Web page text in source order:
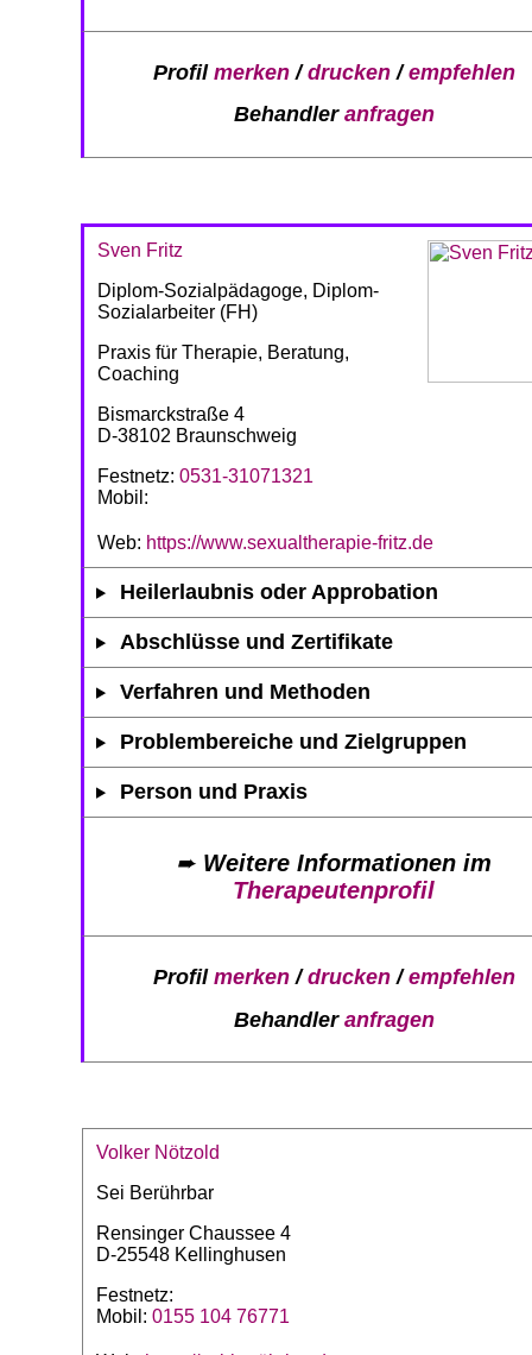
Profil merken/drucken/empfehlen
Behandler anfragen
Sven Fritz
Diplom-Sozialpädagoge, Diplom-
Sozialarbeiter (FH)
Praxis für Therapie, Beratung,
Coaching
Bismarckstraße 4
D-38102 Braunschweig
Festnetz: 0531-31071321
Mobil:
Web: https://www.sexualtherapie-fritz.de
Heilerlaubnis oder Approbation
Abschlüsse und Zertifikate
Verfahren und Methoden
Problembereiche und Zielgruppen
Person und Praxis
➨ Weitere Informationen im
Therapeutenprofil
Profil merken/drucken/empfehlen
Behandler anfragen
Volker Nötzold
Sei Berührbar
Rensinger Chaussee 4
D-25548 Kellinghusen
Festnetz:
Mobil: 0155 104 76771